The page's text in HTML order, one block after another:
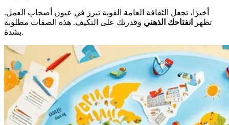
أخيرًا، تجعل الثقافة العامة القوية تبرز في عيون أصحاب العمل.
تظهر
انفتاحك الذهني وقدرتك على التكيف. هذه الصفات مطلوبة
بشدة.